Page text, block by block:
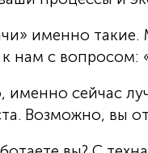
именно такие.
нам с вопросом:
именно сейчас
Возможно, вы